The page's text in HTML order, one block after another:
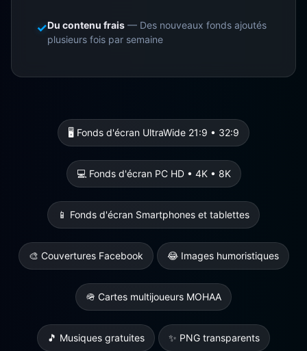
✓Du contenu frais — Des nouveaux fonds ajoutés
plusieurs fois par semaine
🖥️ Fonds d'écran UltraWide 21:9 • 32:9
💻 Fonds d'écran PC HD • 4K • 8K
📱 Fonds d'écran Smartphones et tablettes
🎨 Couvertures Facebook 😂 Images humoristiques
🪖 Cartes multijoueurs MOHAA
🎵 Musiques gratuites ✨ PNG transparents